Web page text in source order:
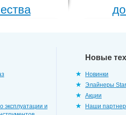
эксплуатации и
Новые
Новинки
Элайнеры
Акции
Наши